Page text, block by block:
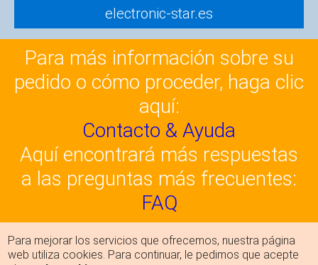
electronic-star.es
Para más información sobre su
pedido o cómo proceder, haga clic
aquí:
Contacto & Ayuda
Aquí encontrará más respuestas
a las preguntas más frecuentes:
FAQ
Para mejorar los servicios que ofrecemos, nuestra página
web utiliza cookies. Para continuar, le pedimos que acepte